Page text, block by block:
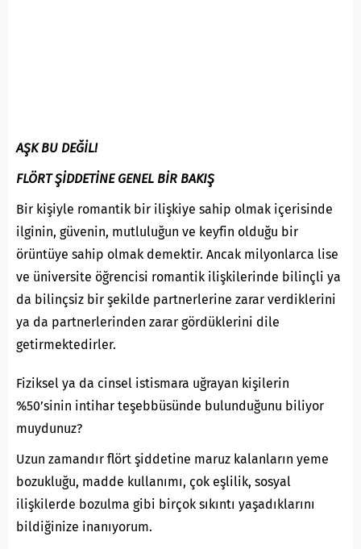
AŞK BU DEĞİL!
FLÖRT ŞİDDETİNE GENEL BİR BAKIŞ
Bir kişiyle romantik bir ilişkiye sahip olmak içerisinde
ilginin, güvenin, mutluluğun ve keyfin olduğu bir
örüntüye sahip olmak demektir. Ancak milyonlarca lise
ve üniversite öğrencisi romantik ilişkilerinde bilinçli ya
da bilinçsiz bir şekilde partnerlerine zarar verdiklerini
ya da partnerlerinden zarar gördüklerini dile
getirmektedirler.
Fiziksel ya da cinsel istismara uğrayan kişilerin
%50’sinin intihar teşebbüsünde bulunduğunu biliyor
muydunuz?
Uzun zamandır flört şiddetine maruz kalanların yeme
bozukluğu, madde kullanımı, çok eşlilik, sosyal
ilişkilerde bozulma gibi birçok sıkıntı yaşadıklarını
bildiğinize inanıyorum.